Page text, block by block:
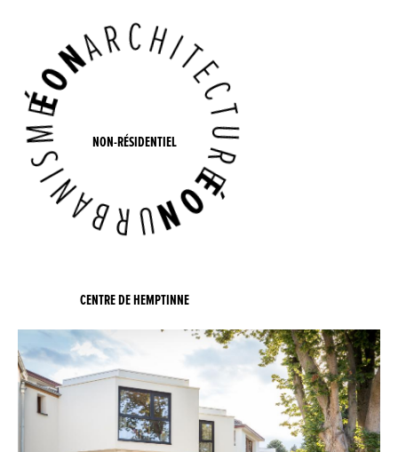
NON-RÉSIDENTIEL
CENTRE DE HEMPTINNE